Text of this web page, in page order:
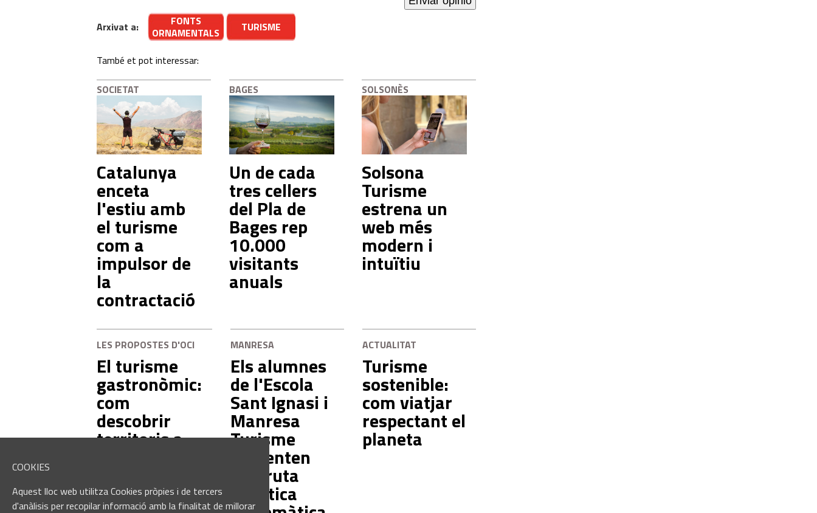
COOKIES
Aquest lloc web utilitza Cookies pròpies i de tercers
d'anàlisis per recopilar informació amb la finalitat de millorar
Arxivat a:
FONTS
ORNAMENTALS
TURISME
També et pot interessar:
SOCIETAT
Catalunya
enceta
l'estiu amb
el turisme
com a
impulsor de
la
contractació
BAGES
Un de cada
tres cellers
del Pla de
Bages rep
10.000
visitants
anuals
SOLSONÈS
Solsona
Turisme
estrena un
web més
modern i
intuïtiu
LES PROPOSTES D'OCI
El turisme
gastronòmic:
com
descobrir
territoris a
MANRESA
Els alumnes
de l'Escola
Sant Ignasi i
Manresa
Turisme
presenten
una ruta
turística
ACTUALITAT
Turisme
sostenible:
com viatjar
respectant el
planeta